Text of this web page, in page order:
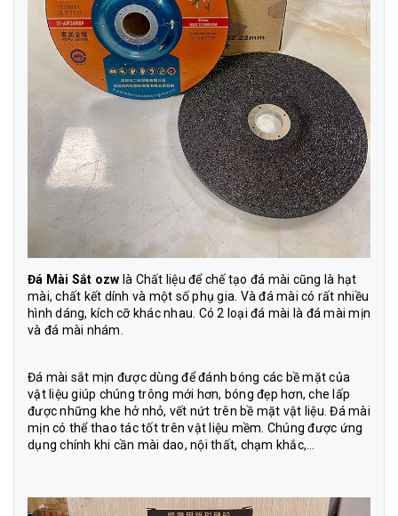
Đá Mài Sắt ozw là Chất liệu để chế tạo đá mài cũng là hạt
mài, chất kết dính và một số phụ gia. Và đá mài có rất nhiều
hình dáng, kích cỡ khác nhau. Có 2 loại đá mài là đá mài mịn
và đá mài nhám.
Đá mài sắt mịn được dùng để đánh bóng các bề mặt của
vật liệu giúp chúng trông mới hơn, bóng đẹp hơn, che lấp
được những khe hở nhỏ, vết nứt trên bề mặt vật liệu. Đá mài
mịn có thể thao tác tốt trên vật liệu mềm. Chúng được ứng
dụng chính khi cần mài dao, nội thất, chạm khắc,…